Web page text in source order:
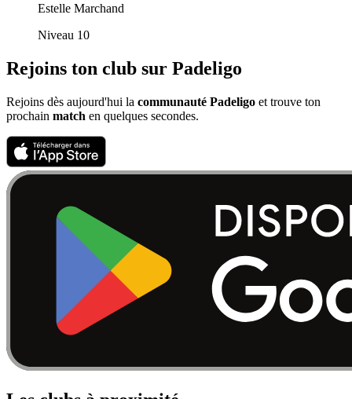
Estelle Marchand
Niveau 10
Rejoins ton club sur Padeligo
Rejoins dès aujourd'hui la communauté Padeligo et trouve ton
prochain match en quelques secondes.